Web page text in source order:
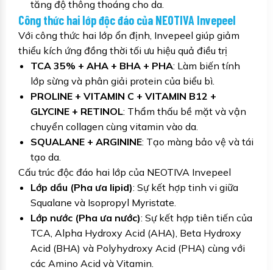
tăng độ thông thoáng cho da.
Công thức hai lớp độc đáo của NEOTIVA Invepeel
Với công thức hai lớp ổn định, Invepeel giúp giảm
thiểu kích ứng đồng thời tối ưu hiệu quả điều trị
TCA 35% + AHA + BHA + PHA: Làm biến tính
lớp sừng và phân giải protein của biểu bì.
PROLINE + VITAMIN C + VITAMIN B12 +
GLYCINE + RETINOL: Thẩm thấu bề mặt và vận
chuyển collagen cùng vitamin vào da.
SQUALANE + ARGININE: Tạo màng bảo vệ và tái
tạo da.
Cấu trúc độc đáo hai lớp của NEOTIVA Invepeel
Lớp dầu (Pha ưa lipid): Sự kết hợp tinh vi giữa
Squalane và Isopropyl Myristate.
Lớp nước (Pha ưa nước): Sự kết hợp tiên tiến của
TCA, Alpha Hydroxy Acid (AHA), Beta Hydroxy
Acid (BHA) và Polyhydroxy Acid (PHA) cùng với
các Amino Acid và Vitamin.